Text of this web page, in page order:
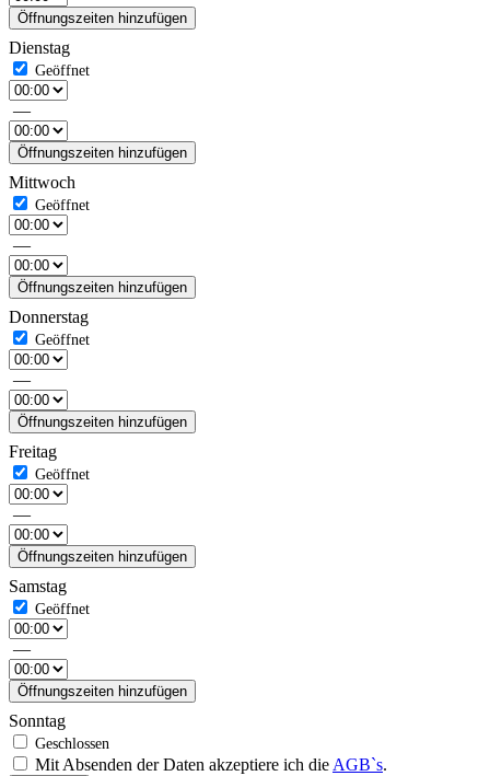
Öffnungszeiten hinzufügen
Dienstag
—
Öffnungszeiten hinzufügen
Mittwoch
—
Öffnungszeiten hinzufügen
Donnerstag
—
Öffnungszeiten hinzufügen
Freitag
—
Öffnungszeiten hinzufügen
Samstag
—
Öffnungszeiten hinzufügen
Sonntag
Mit Absenden der Daten akzeptiere ich die AGB`s.